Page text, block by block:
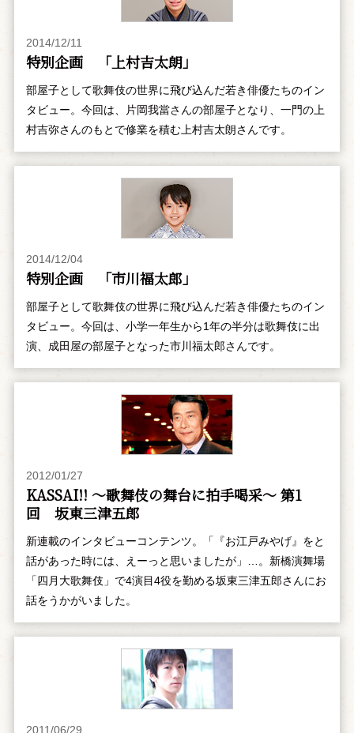
2014/12/11
特別企画 「上村吉太朗」
部屋子として歌舞伎の世界に飛び込んだ若き俳優たちのイン
タビュー。今回は、片岡我當さんの部屋子となり、一門の上
村吉弥さんのもとで修業を積む上村吉太朗さんです。
2014/12/04
特別企画 「市川福太郎」
部屋子として歌舞伎の世界に飛び込んだ若き俳優たちのイン
タビュー。今回は、小学一年生から1年の半分は歌舞伎に出
演、成田屋の部屋子となった市川福太郎さんです。
2012/01/27
KASSAI!! ～歌舞伎の舞台に拍手喝采～ 第1
回 坂東三津五郎
新連載のインタビューコンテンツ。「『お江戸みやげ』をと
話があった時には、えーっと思いましたが」…。新橋演舞場
「四月大歌舞伎」で4演目4役を勤める坂東三津五郎さんにお
話をうかがいました。
2011/06/29